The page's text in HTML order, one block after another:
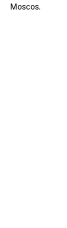
Moscos.